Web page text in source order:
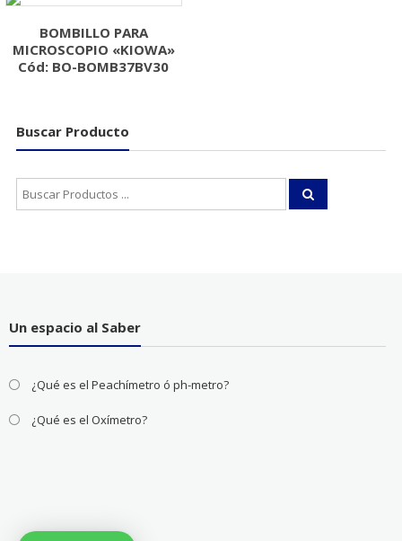
BOMBILLO PARA
MICROSCOPIO «KIOWA»
Cód: BO-BOMB37BV30
Buscar Producto
Buscar:
Un espacio al Saber
¿Qué es el Peachímetro ó ph-metro?
¿Qué es el Oxímetro?